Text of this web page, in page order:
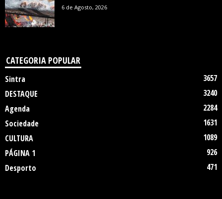
6 de Agosto, 2026
CATEGORIA POPULAR
Sintra
3657
DESTAQUE
3240
Agenda
2284
Sociedade
1631
CULTURA
1089
PÁGINA 1
926
Desporto
471